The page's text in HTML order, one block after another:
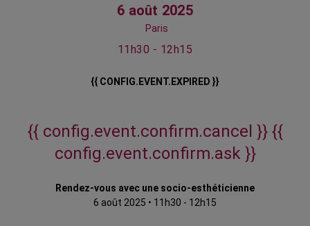
6 août 2025
Paris
11h30 - 12h15
{{ CONFIG.EVENT.EXPIRED }}
{{ config.event.confirm.cancel }} {{
config.event.confirm.ask }}
Rendez-vous avec une socio-esthéticienne
6 août 2025 • 11h30 - 12h15